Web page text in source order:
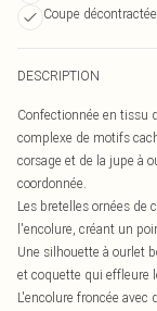
Coupe
DESCRIPTION
Confectionnée en tissu
complexe de motifs
corsage et de la jupe à
coordonnée.
Les bretelles ornées de
l'encolure, créant un
Une silhouette à ourlet
et coquette qui effleure
L'encolure froncée